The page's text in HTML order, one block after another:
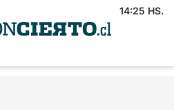
14:25 HS.